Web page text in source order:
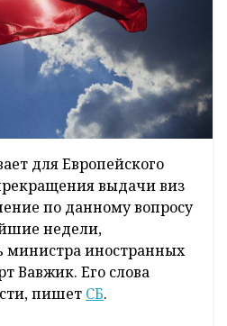
для Европейского
выдачи виз
по данному вопросу
недели,
министра иностранных
Вавжик. Его слова
пишет СБ.